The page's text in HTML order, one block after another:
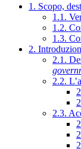
1. Scopo,
1.1.
1.2.
1.3.
2.
2.1.
2.2.
2.3.